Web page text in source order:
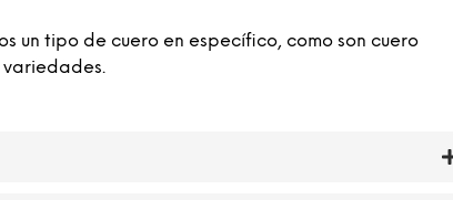
un tipo de cuero en específico, como son cuero
variedades.